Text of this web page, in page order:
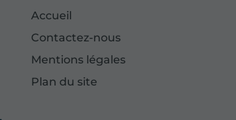
Accueil
Contactez-nous
Mentions légales
Plan du site